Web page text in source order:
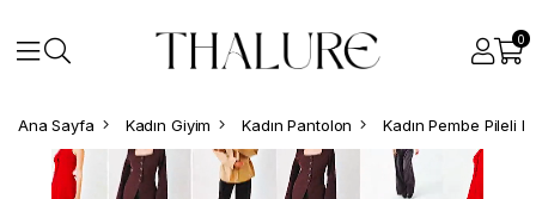
0
Ana Sayfa Kadın Giyim Kadın Pantolon Kadın Pembe Pileli